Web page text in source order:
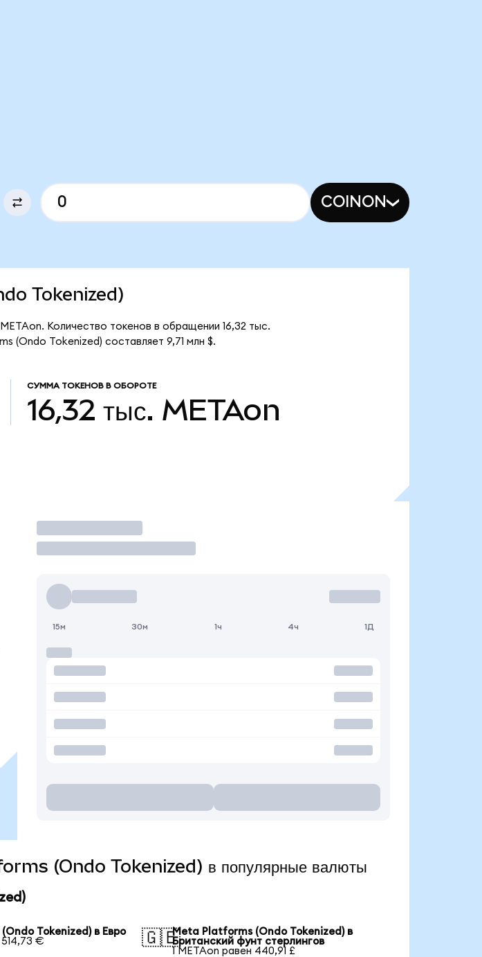
COINON
Tokenized)
Количество токенов в обращении 16,32 тыс.
(Ondo Tokenized) составляет 9,71 млн $.
СУММА ТОКЕНОВ В ОБОРОТЕ
16,32 тыс. METAon
Торговать
15м 30м 1ч 4ч 1Д
(Ondo Tokenized) в популярные валюты
Tokenized) в Евро
514,73 €
🇬🇧Meta Platforms (Ondo Tokenized) в
Британский фунт стерлингов
1 METAon равен 440,91 £